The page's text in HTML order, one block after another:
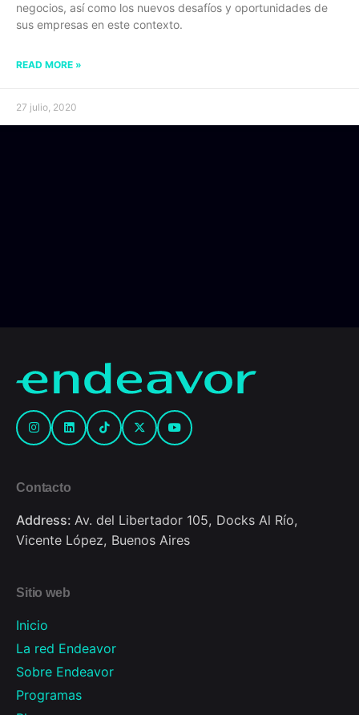
negocios, así como los nuevos desafíos y oportunidades de
sus empresas en este contexto.
READ MORE »
27 julio, 2020
Contacto
Address: Av. del Libertador 105, Docks Al Río,
Vicente López, Buenos Aires
Sitio web
Inicio
La red Endeavor
Sobre Endeavor
Programas